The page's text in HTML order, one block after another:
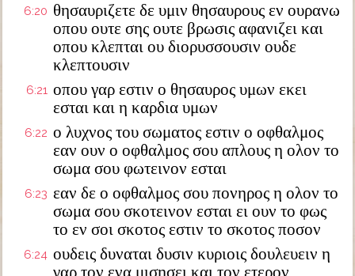
6:20 θησαυριζετε δε υμιν θησαυρους εν ουρανω
οπου ουτε σης ουτε βρωσις αφανιζει και
οπου κλεπται ου διορυσσουσιν ουδε
κλεπτουσιν
6:21 οπου γαρ εστιν ο θησαυρος υμων εκει
εσται και η καρδια υμων
6:22 ο λυχνος του σωματος εστιν ο οφθαλμος
εαν ουν ο οφθαλμος σου απλους η ολον το
σωμα σου φωτεινον εσται
6:23 εαν δε ο οφθαλμος σου πονηρος η ολον το
σωμα σου σκοτεινον εσται ει ουν το φως
το εν σοι σκοτος εστιν το σκοτος ποσον
6:24 ουδεις δυναται δυσιν κυριοις δουλευειν η
γαρ τον ενα μισησει και τον ετερον